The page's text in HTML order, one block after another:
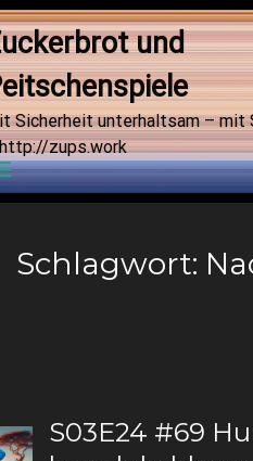
und
Sicherheit unterhaltsam – mit
zups.work
Schlagwort:
S03E24 #69